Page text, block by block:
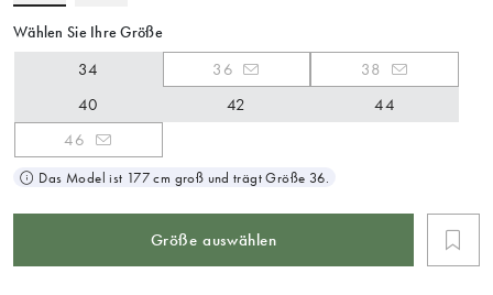
Wählen Sie Ihre Größe
34 36
38
40
42
44
46
Das Model ist 177 cm groß und trägt Größe 36.
Größe auswählen